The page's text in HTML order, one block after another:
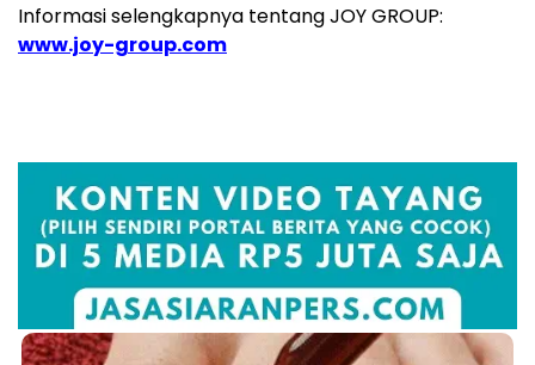
Informasi selengkapnya tentang JOY GROUP:
www.joy-group.com